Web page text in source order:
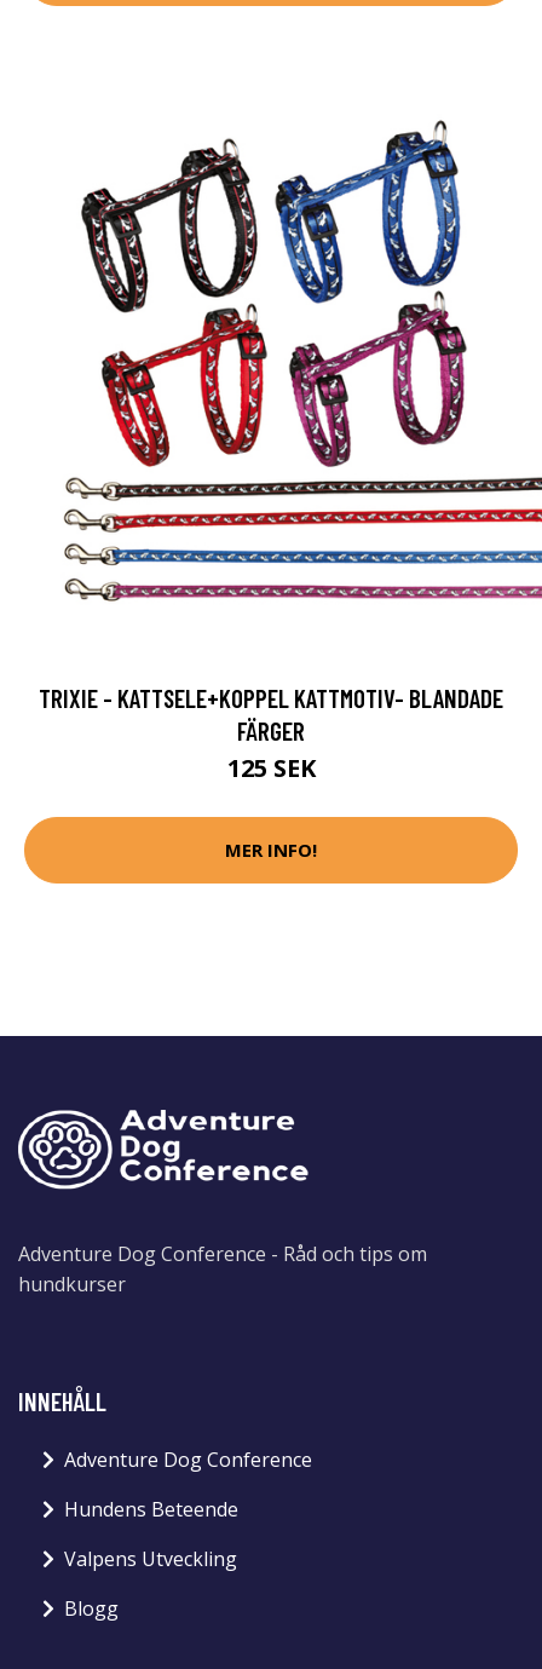
TRIXIE - KATTSELE+KOPPEL KATTMOTIV- BLANDADE
FÄRGER
125 SEK
MER INFO!
Adventure Dog Conference - Råd och tips om
hundkurser
INNEHÅLL
Adventure Dog Conference
Hundens Beteende
Valpens Utveckling
Blogg